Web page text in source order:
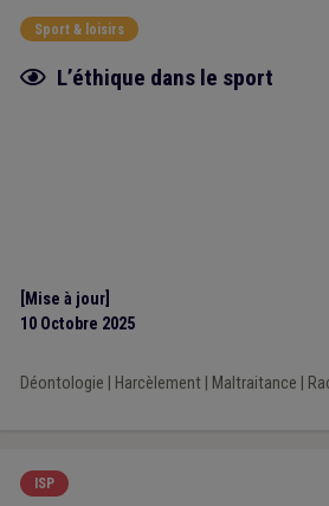
Sport & loisirs
Fiche focus
L’éthique dans le sport
[Mise à jour]
10 Octobre 2025
Déontologie Harcèlement| Maltraitance
ISP